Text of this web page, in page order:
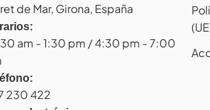
de Mar, Girona, España
am - 1:30 pm / 4:30 pm - 7:00
230 422